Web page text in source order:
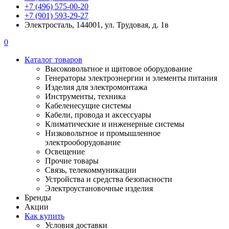
+7 (496) 575-00-20
+7 (901) 593-29-27
Электросталь, 144001, ул. Трудовая, д. 1в
0
Каталог товаров
Высоковольтное и щитовое оборудование
Генераторы электроэнергии и элементы питания
Изделия для электромонтажа
Инструменты, техника
Кабеленесущие системы
Кабели, провода и аксессуары
Климатические и инженерные системы
Низковольтное и промышленное
электрооборудование
Освещение
Прочие товары
Связь, телекоммуникации
Устройства и средства безопасности
Электроустановочные изделия
Бренды
Акции
Как купить
Условия доставки